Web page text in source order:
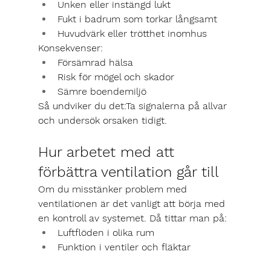
Unken eller instängd lukt
Fukt i badrum som torkar långsamt
Huvudvärk eller trötthet inomhus
Konsekvenser:
Försämrad hälsa
Risk för mögel och skador
Sämre boendemiljö
Så undviker du det:Ta signalerna på allvar
och undersök orsaken tidigt.
Hur arbetet med att
förbättra ventilation går till
Om du misstänker problem med
ventilationen är det vanligt att börja med
en kontroll av systemet. Då tittar man på:
Luftflöden i olika rum
Funktion i ventiler och fläktar